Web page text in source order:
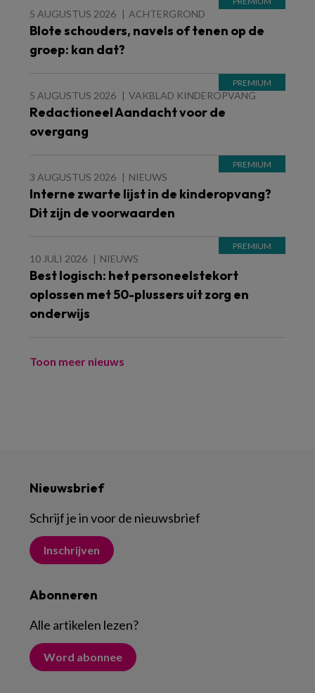
5 AUGUSTUS 2026 ACHTERGROND
Blote schouders, navels of tenen op de
groep: kan dat?
5 AUGUSTUS 2026 VAKBLAD KINDEROPVANG
Redactioneel Aandacht voor de
overgang
3 AUGUSTUS 2026 NIEUWS
Interne zwarte lijst in de kinderopvang?
Dit zijn de voorwaarden
10 JULI 2026 NIEUWS
Best logisch: het personeelstekort
oplossen met 50-plussers uit zorg en
onderwijs
Toon meer nieuws
Nieuwsbrief
Schrijf je in voor de nieuwsbrief
Inschrijven
Abonneren
Alle artikelen lezen?
Word abonnee